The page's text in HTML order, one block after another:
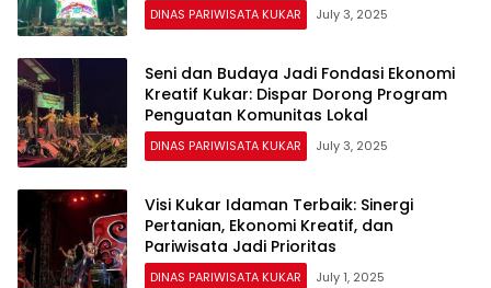
DINAS PARIWISATA KUKAR July 3, 2025
Seni dan Budaya Jadi Fondasi Ekonomi
Kreatif Kukar: Dispar Dorong Program
Penguatan Komunitas Lokal
DINAS PARIWISATA KUKAR July 3, 2025
Visi Kukar Idaman Terbaik: Sinergi
Pertanian, Ekonomi Kreatif, dan
Pariwisata Jadi Prioritas
DINAS PARIWISATA KUKAR July 1, 2025